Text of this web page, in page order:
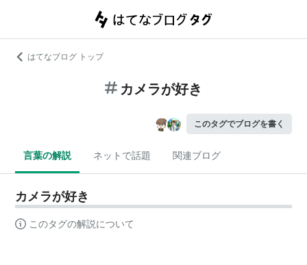
はてなブログ トップ
カメラが好き
このタグでブログを書く
言葉の解説 ネットで話題 関連ブログ
カメラが好き
このタグの解説について